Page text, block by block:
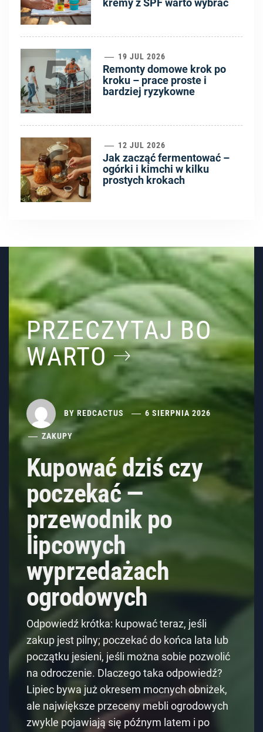
kremy z SPF warto wybrać
5 19 JUL 2026
Remonty domowe krok po
kroku – prace proste i
bardziej ryzykowne
6 12 JUL 2026
Jak zacząć fermentować –
ogórki i kimchi w kilku
prostych krokach
PRZECZYTAJ BO
WARTO
BY REDCACTUS 6 SIERPNIA 2026
ZAKUPY
Kupować dziś czy
poczekać —
przewodnik po
lipcowych
wyprzedażach
ogrodowych
Odpowiedź krótka: kupować teraz, jeśli
zakup jest pilny; poczekać do końca lata lub
początku jesieni, jeśli można sobie pozwolić
na odroczenie. Dlaczego taka odpowiedź?
Lipiec bywa już okresem mocnych obniżek,
ale największe przeceny mebli ogrodowych
zwykle pojawiają się późnym latem i po